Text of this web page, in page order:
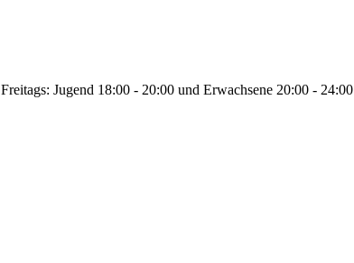
Freitags: Jugend 18:00 - 20:00 und Erwachsene 20:00 - 24:00